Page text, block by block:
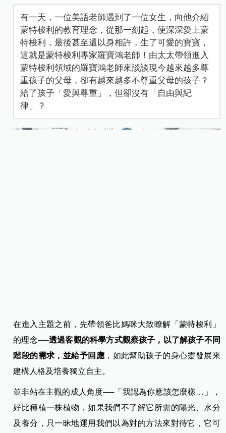
有一天，一位美語老師遇到了一位女生，向他介紹
蒙特梭利的教育理念，從那一刻起，便深深愛上蒙
特梭利，最後甚至還以身相許，生了可愛的寶寶，
這就是蒙特梭利專家羅寶鴻老師！由太太帶領進入
蒙特梭利領域的羅寶鴻老師來談談現今越來越多尊
重孩子的父母，卻有越來越多不尊重父母的孩子？
給了孩子「愛與尊重」，但卻沒有「自由與紀
律」？
在進入主題之前，先帶領爸比媽咪大致瞭解「蒙特梭利」
的理念──透過客觀的科學方式觀察孩子，以了解孩子不同
階段的需求，並給予回應 ，如此幫助孩子的身心靈發展來
建構人格及培養獨立自主。
並非站在主觀的成人角度──「我認為你應該怎麼樣…」，
好比種植一株植物，如果我們不了解它所需的陽光、水分
及養分，只一昧地運用我們以為對的方法來對待它，它可